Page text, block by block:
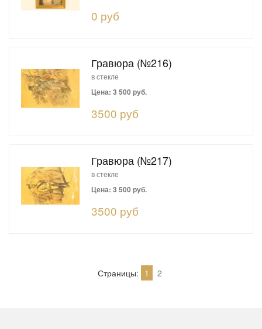
0 руб
Гравюра (№216)
в стекле
Цена: 3 500 руб.
3500 руб
Гравюра (№217)
в стекле
Цена: 3 500 руб.
3500 руб
Страницы: 1 2